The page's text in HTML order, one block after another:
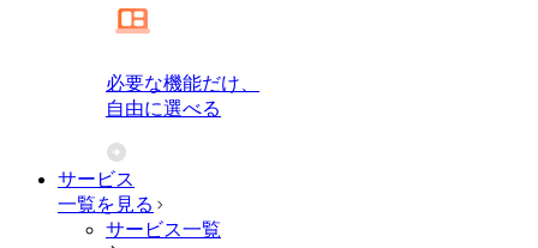
必要な機能だけ、
自由に選べる
サービス
一覧を見る
サービス一覧